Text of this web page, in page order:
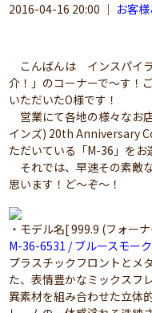
2016-04-16 20:00 ｜ お客
こんばんは インスパイ
介！」のコーナーで～す！
いただいたO様です！
営業にて各地の様々なお
インズ) 20th Anniversary
ただいている「M-36」をお
それでは、早速その素敵
思います！ど～ぞ～！
・モデル名[ 999.9 (フォー
M-36-6531 / ブルースモ
プラスチックフロントとメ
た、表情豊かなミックスフ
異素材を組み合わせた立体